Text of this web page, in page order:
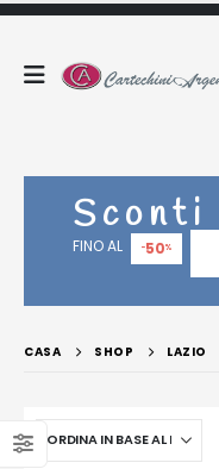
Sconti
FINO AL -50%
CASA SHOP LAZIO